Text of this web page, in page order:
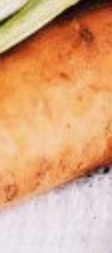
мышей можно положить
Грядки дополнительно
еще сухими ветками, чтобы
лучше держался.
За зиму к грядкам
подхожу, слежу за тем, чтобы
не сдувало. При необходимости
подкидываю с дорожек. Весной
снимаю с грядок укрытие,
мульчирующий слой, чтобы
скорее прогрелась. А
уход — стандартный.
посевы значительно облегчают
Щит от ветров
Еще одно важное условие
успешного подзимнего посева
надежная защита участка
от господствующих холодных
ветров. С этой задачей успешно
справляются кустарники. Для
садоводов, кто решится изучать